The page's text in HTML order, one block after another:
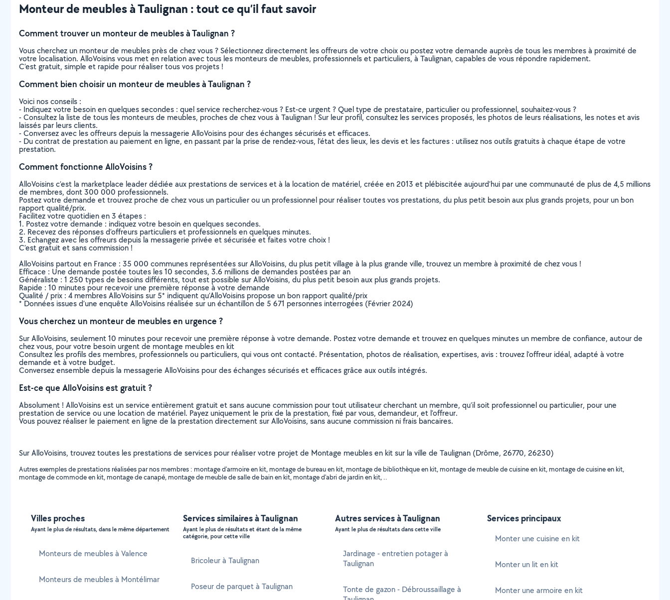
Monteur de meubles à Taulignan : tout ce qu’il faut savoir
Comment trouver un monteur de meubles à Taulignan ?
Vous cherchez un monteur de meubles près de chez vous ? Sélectionnez directement les offreurs de votre choix ou postez votre demande auprès de tous les membres à proximité de
votre localisation. AlloVoisins vous met en relation avec tous les monteurs de meubles, professionnels et particuliers, à Taulignan, capables de vous répondre rapidement.
C’est gratuit, simple et rapide pour réaliser tous vos projets !
Comment bien choisir un monteur de meubles à Taulignan ?
Voici nos conseils :
- Indiquez votre besoin en quelques secondes : quel service recherchez-vous ? Est-ce urgent ? Quel type de prestataire, particulier ou professionnel, souhaitez-vous ?
- Consultez la liste de tous les monteurs de meubles, proches de chez vous à Taulignan ! Sur leur profil, consultez les services proposés, les photos de leurs réalisations, les notes et avis
laissés par leurs clients.
- Conversez avec les offreurs depuis la messagerie AlloVoisins pour des échanges sécurisés et efficaces.
- Du contrat de prestation au paiement en ligne, en passant par la prise de rendez-vous, l’état des lieux, les devis et les factures : utilisez nos outils gratuits à chaque étape de votre
prestation.
Comment fonctionne AlloVoisins ?
AlloVoisins c’est la marketplace leader dédiée aux prestations de services et à la location de matériel, créée en 2013 et plébiscitée aujourd’hui par une communauté de plus de 4,5 millions
de membres, dont 300 000 professionnels.
Postez votre demande et trouvez proche de chez vous un particulier ou un professionnel pour réaliser toutes vos prestations, du plus petit besoin aux plus grands projets, pour un bon
rapport qualité/prix.
Facilitez votre quotidien en 3 étapes :
1. Postez votre demande : indiquez votre besoin en quelques secondes.
2. Recevez des réponses d’offreurs particuliers et professionnels en quelques minutes.
3. Echangez avec les offreurs depuis la messagerie privée et sécurisée et faites votre choix !
C’est gratuit et sans commission !
AlloVoisins partout en France : 35 000 communes représentées sur AlloVoisins, du plus petit village à la plus grande ville, trouvez un membre à proximité de chez vous !
Efficace : Une demande postée toutes les 10 secondes, 3.6 millions de demandes postées par an
Généraliste : 1 250 types de besoins différents, tout est possible sur AlloVoisins, du plus petit besoin aux plus grands projets.
Rapide : 10 minutes pour recevoir une première réponse à votre demande
Qualité / prix : 4 membres AlloVoisins sur 5* indiquent qu’AlloVoisins propose un bon rapport qualité/prix
* Données issues d’une enquête AlloVoisins réalisée sur un échantillon de 5 671 personnes interrogées (Février 2024)
Vous cherchez un monteur de meubles en urgence ?
Sur AlloVoisins, seulement 10 minutes pour recevoir une première réponse à votre demande. Postez votre demande et trouvez en quelques minutes un membre de confiance, autour de
chez vous, pour votre besoin urgent de montage meubles en kit
Consultez les profils des membres, professionnels ou particuliers, qui vous ont contacté. Présentation, photos de réalisation, expertises, avis : trouvez l'offreur idéal, adapté à votre
demande et à votre budget.
Conversez ensemble depuis la messagerie AlloVoisins pour des échanges sécurisés et efficaces grâce aux outils intégrés.
Est-ce que AlloVoisins est gratuit ?
Absolument ! AlloVoisins est un service entièrement gratuit et sans aucune commission pour tout utilisateur cherchant un membre, qu’il soit professionnel ou particulier, pour une
prestation de service ou une location de matériel. Payez uniquement le prix de la prestation, fixé par vous, demandeur, et l’offreur.
Vous pouvez réaliser le paiement en ligne de la prestation directement sur AlloVoisins, sans aucune commission ni frais bancaires.
Sur AlloVoisins, trouvez toutes les prestations de services pour réaliser votre projet de Montage meubles en kit sur la ville de Taulignan (Drôme, 26770, 26230)
Autres exemples de prestations réalisées par nos membres : montage d'armoire en kit, montage de bureau en kit, montage de bibliothèque en kit, montage de meuble de cuisine en kit, montage de cuisine en kit,
montage de commode en kit, montage de canapé, montage de meuble de salle de bain en kit, montage d'abri de jardin en kit, ..
Villes proches
Ayant le plus de résultats, dans le même département
Monteurs de meubles à Valence
Monteurs de meubles à Montélimar
Services similaires à Taulignan
Ayant le plus de résultats et étant de la même
catégorie, pour cette ville
Bricoleur à Taulignan
Poseur de parquet à Taulignan
Autres services à Taulignan
Ayant le plus de résultats dans cette ville
Jardinage - entretien potager à
Taulignan
Tonte de gazon - Débroussaillage à
Services principaux
Monter une cuisine en kit
Monter un lit en kit
Monter une armoire en kit